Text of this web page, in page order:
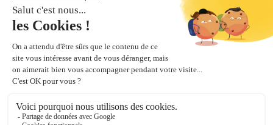
Crédits Agence de communication